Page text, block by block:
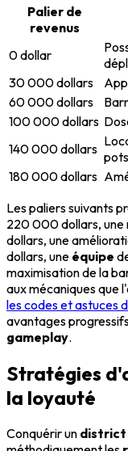
Palier de
revenus
0 dollar
30 000 dollars
60 000 dollars
100 000 dollars
140 000 dollars
180 000 dollars
Les paliers suivants
220 000 dollars,
dollars, une
dollars, une équipe
maximisation de la
aux mécaniques que
les codes et astuces
avantages
gameplay.
Stratégies
la loyauté
Conquérir un district